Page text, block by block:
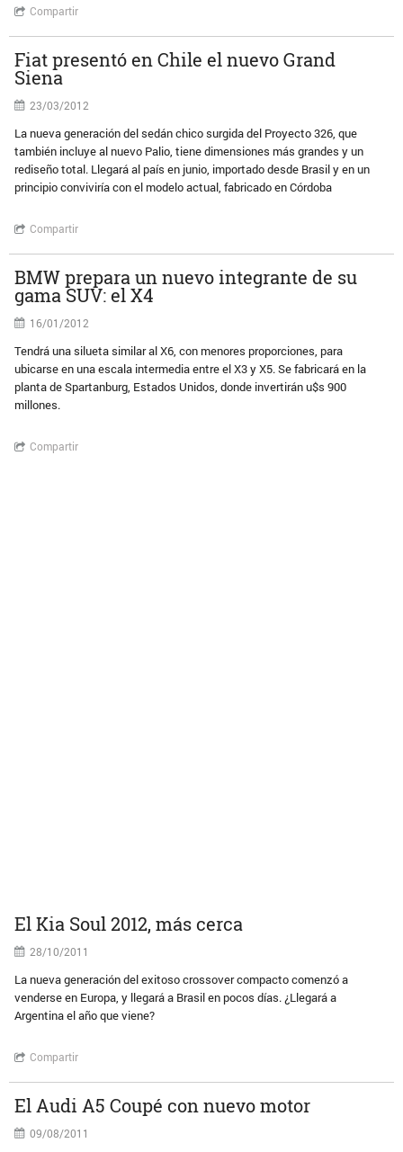
Compartir
Fiat presentó en Chile el nuevo Grand
Siena
23/03/2012
La nueva generación del sedán chico surgida del Proyecto 326, que
también incluye al nuevo Palio, tiene dimensiones más grandes y un
rediseño total. Llegará al país en junio, importado desde Brasil y en un
principio conviviría con el modelo actual, fabricado en Córdoba
Compartir
BMW prepara un nuevo integrante de su
gama SUV: el X4
16/01/2012
Tendrá una silueta similar al X6, con menores proporciones, para
ubicarse en una escala intermedia entre el X3 y X5. Se fabricará en la
planta de Spartanburg, Estados Unidos, donde invertirán u$s 900
millones.
Compartir
El Kia Soul 2012, más cerca
28/10/2011
La nueva generación del exitoso crossover compacto comenzó a
venderse en Europa, y llegará a Brasil en pocos días. ¿Llegará a
Argentina el año que viene?
Compartir
El Audi A5 Coupé con nuevo motor
09/08/2011